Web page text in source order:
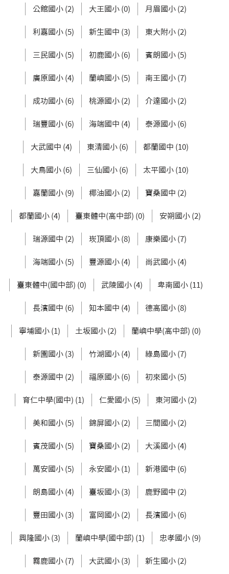
公館國小 (2) 大王國小 (0) 月眉國小 (2)
利嘉國小 (5) 新生國中 (3) 東大附小 (2)
三民國小 (5) 初鹿國小 (6) 賓朗國小 (5)
廣原國小 (4) 蘭嶼國小 (5) 南王國小 (7)
成功國小 (6) 桃源國小 (2) 介達國小 (2)
瑞豐國小 (6) 海端國中 (4) 泰源國小 (6)
大武國中 (4) 東清國小 (6) 都蘭國中 (10)
大鳥國小 (6) 三仙國小 (6) 太平國小 (10)
嘉蘭國小 (9) 椰油國小 (2) 寶桑國中 (2)
都蘭國小 (4) 臺東體中(高中部) (0) 安朔國小 (2)
瑞源國中 (2) 崁頂國小 (8) 康樂國小 (7)
海端國小 (5) 豐源國小 (4) 尚武國小 (4)
臺東體中(國中部) (0) 武陵國小 (4) 卑南國小 (11)
長濱國中 (6) 知本國中 (4) 德高國小 (8)
寧埔國小 (1) 土坂國小 (2) 蘭嶼中學(高中部) (0)
新園國小 (3) 竹湖國小 (4) 綠島國小 (7)
泰源國中 (2) 福原國小 (6) 初來國小 (5)
育仁中學(國中) (1) 仁愛國小 (5) 東河國小 (2)
美和國小 (5) 錦屏國小 (2) 三間國小 (2)
賓茂國小 (5) 寶桑國小 (2) 大溪國小 (4)
萬安國小 (5) 永安國小 (1) 新港國中 (6)
朗島國小 (4) 臺坂國小 (3) 鹿野國中 (2)
豐田國小 (3) 富岡國小 (2) 長濱國小 (6)
興隆國小 (3) 蘭嶼中學(國中部) (1) 忠孝國小 (9)
霧鹿國小 (7) 大武國小 (3) 新生國小 (2)